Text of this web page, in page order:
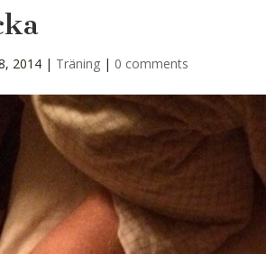
2014 | Träning | 0 comments